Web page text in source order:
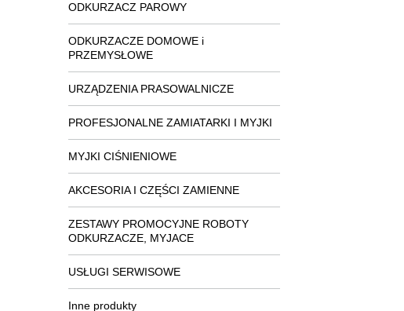
ODKURZACZ PAROWY
ODKURZACZE DOMOWE i
PRZEMYSŁOWE
URZĄDZENIA PRASOWALNICZE
PROFESJONALNE ZAMIATARKI I MYJKI
MYJKI CIŚNIENIOWE
AKCESORIA I CZĘŚCI ZAMIENNE
ZESTAWY PROMOCYJNE ROBOTY
ODKURZACZE, MYJACE
USŁUGI SERWISOWE
Inne produkty